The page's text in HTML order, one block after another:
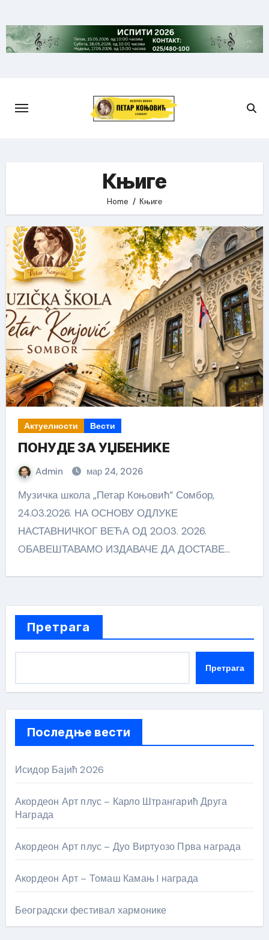
to
content
Књиге
Home Књиге
Актуелности Вести
ПОНУДЕ ЗА УЏБЕНИКЕ
Admin мар 24, 2026
Музичка школа „Петар Коњовић“ Сомбор,
24.03.2026. НА ОСНОВУ ОДЛУКЕ
НАСТАВНИЧКОГ ВЕЋА ОД 20.03. 2026.
OБАВЕШТАВАМО ИЗДАВАЧЕ ДА ДОСТАВЕ…
Претрага
Претрага
Последње вести
Исидор Бајић 2026
Акордеон Арт плус – Карло Штрангарић Друга
Награда
Акордеон Арт плус – Дуо Виртуозо Прва награда
Акордеон Арт – Томаш Камањ I награда
Београдски фестивал хармонике